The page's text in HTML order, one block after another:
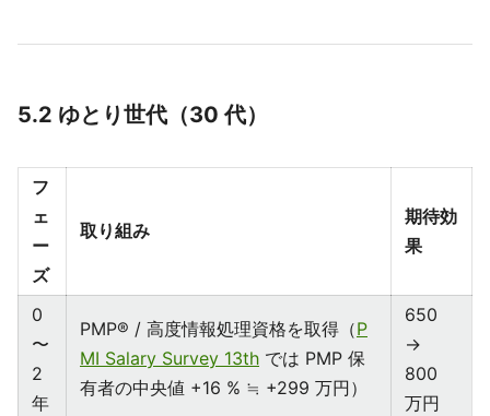
5.2 ゆとり世代（30 代）
フ
ェ
ー
ズ
取り組み
期待効
果
0
〜
2
年
PMP® / 高度情報処理資格を取得（P
MI Salary Survey 13th では PMP 保
有者の中央値 +16 % ≒ +299 万円）
650
→
800
万円